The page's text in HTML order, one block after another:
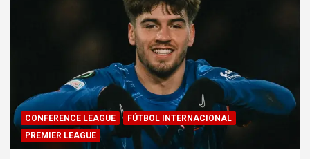
CONFERENCE LEAGUE
FÚTBOL INTERNACIONAL
PREMIER LEAGUE